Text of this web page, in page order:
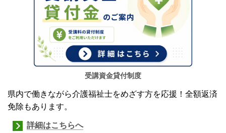
受講資金貸付制度
県内で働きながら介護福祉士をめざす方を応援！全額返済
免除もあります。
詳細はこちらへ